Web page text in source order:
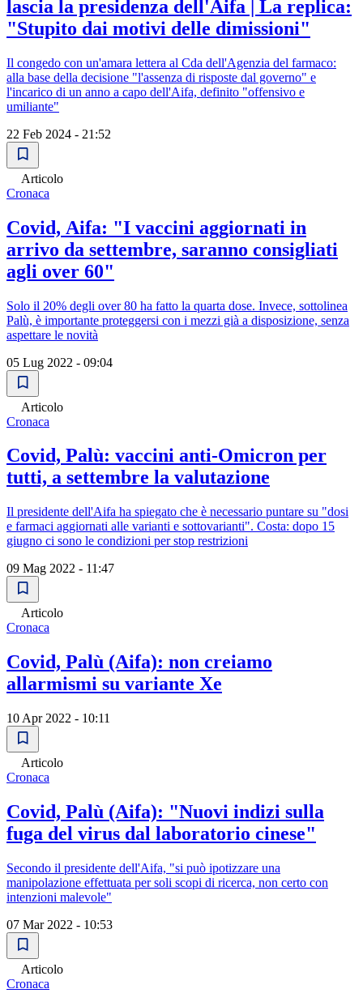
lascia la presidenza dell'Aifa | La replica:
"Stupito dai motivi delle dimissioni"
Il congedo con un'amara lettera al Cda dell'Agenzia del farmaco:
alla base della decisione "l'assenza di risposte dal governo" e
l'incarico di un anno a capo dell'Aifa, definito "offensivo e
umiliante"
22 Feb 2024 - 21:52
Articolo
Cronaca
Covid, Aifa: "I vaccini aggiornati in
arrivo da settembre, saranno consigliati
agli over 60"
Solo il 20% degli over 80 ha fatto la quarta dose. Invece, sottolinea
Palù, è importante proteggersi con i mezzi già a disposizione, senza
aspettare le novità
05 Lug 2022 - 09:04
Articolo
Cronaca
Covid, Palù: vaccini anti-Omicron per
tutti, a settembre la valutazione
Il presidente dell'Aifa ha spiegato che è necessario puntare su "dosi
e farmaci aggiornati alle varianti e sottovarianti". Costa: dopo 15
giugno ci sono le condizioni per stop restrizioni
09 Mag 2022 - 11:47
Articolo
Cronaca
Covid, Palù (Aifa): non creiamo
allarmismi su variante Xe
10 Apr 2022 - 10:11
Articolo
Cronaca
Covid, Palù (Aifa): "Nuovi indizi sulla
fuga del virus dal laboratorio cinese"
Secondo il presidente dell'Aifa, "si può ipotizzare una
manipolazione effettuata per soli scopi di ricerca, non certo con
intenzioni malevole"
07 Mar 2022 - 10:53
Articolo
Cronaca